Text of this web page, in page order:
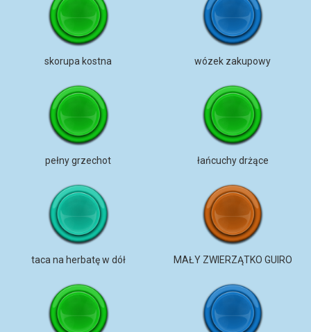
skorupa kostna wózek zakupowy
pełny grzechot łańcuchy drżące
taca na herbatę w dół MAŁY ZWIERZĄTKO GUIRO